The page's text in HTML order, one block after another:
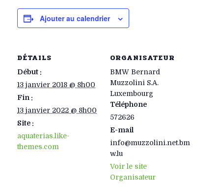
Ajouter au calendrier
DÉTAILS
Début :
13 janvier 2018 @ 8h00
Fin :
13 janvier 2022 @ 8h00
Site :
aquaterias.like-
themes.com
ORGANISATEUR
BMW Bernard
Muzzolini S.A.
Luxembourg
Téléphone
572626
E-mail
info@muzzolini.net.bm
w.lu
Voir le site
Organisateur